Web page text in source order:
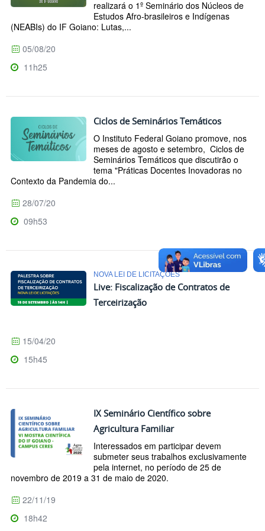
realizará o 1º Seminário dos Núcleos de
Estudos Afro-brasileiros e Indígenas
(NEABIs) do IF Goiano: Lutas,...
05/08/20
11h25
Ciclos de Seminários Temáticos
O Instituto Federal Goiano promove, nos
meses de agosto e setembro, Ciclos de
Seminários Temáticos que discutirão o
tema "Práticas Docentes Inovadoras no
Contexto da Pandemia do...
28/07/20
09h53
NOVA LEI DE LICITAÇÕES
Live: Fiscalização de Contratos de
Terceirização
15/04/20
15h45
IX Seminário Científico sobre
Agricultura Familiar
Interessados em participar devem
submeter seus trabalhos exclusivamente
pela internet, no período de 25 de
novembro de 2019 a 31 de maio de 2020.
22/11/19
18h42